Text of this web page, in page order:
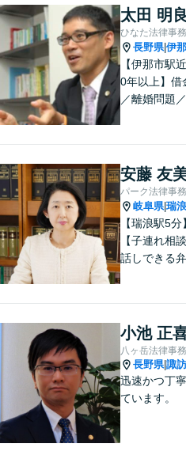
ります。最
ビスを提供
はお気軽に
太田 明良
ひなた法律事
長野県|伊
【伊那市駅
0年以上】借
／離婚問題
根ざした弁
困りな事が
気軽にご相
安藤 友
パーク法律事
岐阜県|瑞
【瑞浪駅5
【子連れ相
話しできる
ます。より
ようサポー
おります。
小池 正
八ヶ岳法律事
長野県|諏
迅速かつ丁
ています。